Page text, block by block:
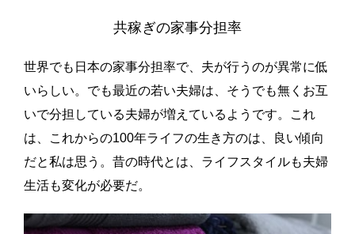
共稼ぎの家事分担率
世界でも日本の家事分担率で、夫が行うのが異常に低
いらしい。でも最近の若い夫婦は、そうでも無くお互
いで分担している夫婦が増えているようです。これ
は、これからの100年ライフの生き方のは、良い傾向
だと私は思う。昔の時代とは、ライフスタイルも夫婦
生活も変化が必要だ。